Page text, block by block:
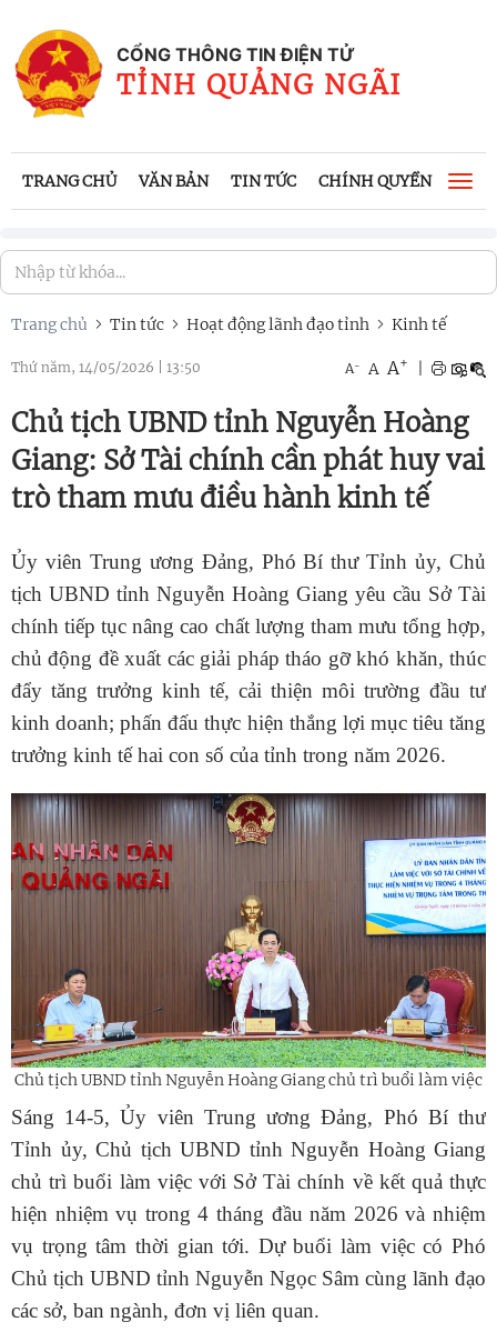
CỔNG THÔNG TIN ĐIỆN TỬ
TỈNH QUẢNG NGÃI
TRANG CHỦ VĂN BẢN TIN TỨC CHÍNH QUYỀN
Trang chủ Tin tức Hoạt động lãnh đạo tỉnh Kinh tế
Thứ năm, 14/05/2026 13:50 A- A A+
Chủ tịch UBND tỉnh Nguyễn Hoàng
Giang: Sở Tài chính cần phát huy vai
trò tham mưu điều hành kinh tế
Ủy viên Trung ương Đảng, Phó Bí thư Tỉnh ủy, Chủ
tịch UBND tỉnh Nguyễn Hoàng Giang yêu cầu Sở Tài
chính tiếp tục nâng cao chất lượng tham mưu tổng hợp,
chủ động đề xuất các giải pháp tháo gỡ khó khăn, thúc
đẩy tăng trưởng kinh tế, cải thiện môi trường đầu tư
kinh doanh; phấn đấu thực hiện thắng lợi mục tiêu tăng
trưởng kinh tế hai con số của tỉnh trong năm 2026.
Chủ tịch UBND tỉnh Nguyễn Hoàng Giang chủ trì buổi làm việc
Sáng 14-5, Ủy viên Trung ương Đảng, Phó Bí thư
Tỉnh ủy, Chủ tịch UBND tỉnh Nguyễn Hoàng Giang
chủ trì buổi làm việc với Sở Tài chính về kết quả thực
hiện nhiệm vụ trong 4 tháng đầu năm 2026 và nhiệm
vụ trọng tâm thời gian tới. Dự buổi làm việc có Phó
Chủ tịch UBND tỉnh Nguyễn Ngọc Sâm cùng lãnh đạo
các sở, ban ngành, đơn vị liên quan.